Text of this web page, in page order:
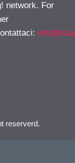
network. For
:
reserverd.